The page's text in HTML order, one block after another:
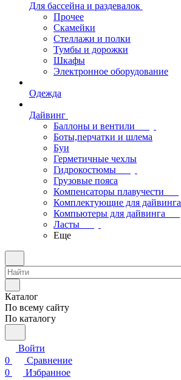
Для бассейна и раздевалок
Прочее
Скамейки
Стеллажи и полки
Тумбы и дорожки
Шкафы
Электронное оборудование
Одежда
Дайвинг
Баллоны и вентили
Боты,перчатки и шлема
Буи
Герметичные чехлы
Гидрокостюмы
Грузовые пояса
Компенсаторы плавучести
Комплектующие для дайвинга
Компьютеры для дайвинга
Ласты
Еще
Каталог
По всему сайту
По каталогу
Войти
0
Сравнение
0
Избранное